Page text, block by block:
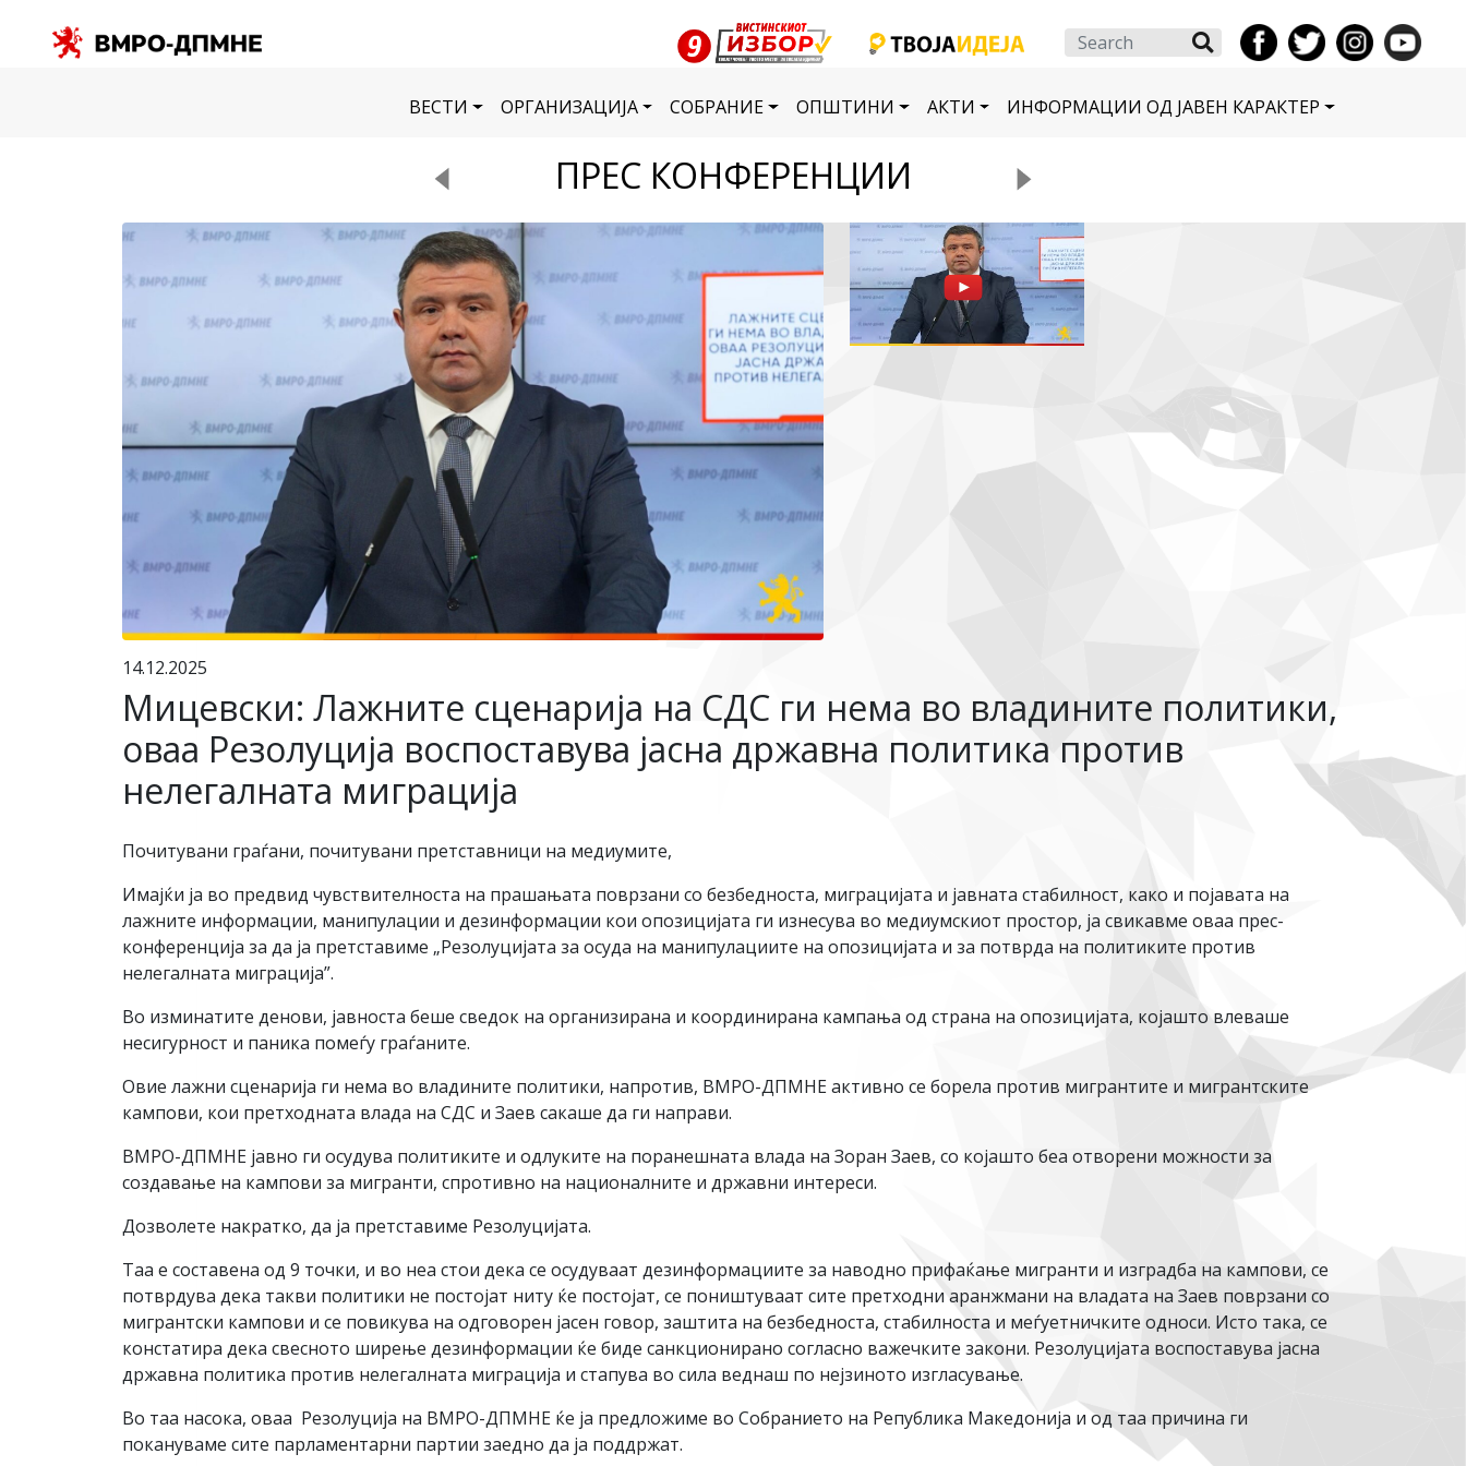
Search
ВЕСТИ ОРГАНИЗАЦИЈА СОБРАНИЕ ОПШТИНИ АКТИ ИНФОРМАЦИИ ОД ЈАВЕН КАРАКТЕР
ПРЕС КОНФЕРЕНЦИИ
14.12.2025
Мицевски: Лажните сценарија на СДС ги нема во владините политики,
оваа Резолуција воспоставува јасна државна политика против
нелегалната миграција
Почитувани граѓани, почитувани претставници на медиумите,
Имајќи ја во предвид чувствителноста на прашањата поврзани со безбедноста, миграцијата и јавната стабилност, како и појавата на
лажните информации, манипулации и дезинформации кои опозицијата ги изнесува во медиумскиот простор, ја свикавме оваа прес-
конференција за да ја претставиме „Резолуцијата за осуда на манипулациите на опозицијата и за потврда на политиките против
нелегалната миграција”.
Во изминатите денови, јавноста беше сведок на организирана и координирана кампања од страна на опозицијата, којашто влеваше
несигурност и паника помеѓу граѓаните.
Овие лажни сценарија ги нема во владините политики, напротив, ВМРО-ДПМНЕ активно се борела против мигрантите и мигрантските
кампови, кои претходната влада на СДС и Заев сакаше да ги направи.
ВМРО-ДПМНЕ јавно ги осудува политиките и одлуките на поранешната влада на Зоран Заев, со којашто беа отворени можности за
создавање на кампови за мигранти, спротивно на националните и државни интереси.
Дозволете накратко, да ја претставиме Резолуцијата.
Таа е составена од 9 точки, и во неа стои дека се осудуваат дезинформациите за наводно прифаќање мигранти и изградба на кампови, се
потврдува дека такви политики не постојат ниту ќе постојат, се поништуваат сите претходни аранжмани на владата на Заев поврзани со
мигрантски кампови и се повикува на одговорен јасен говор, заштита на безбедноста, стабилноста и меѓуетничките односи. Исто така, се
констатира дека свесното ширење дезинформации ќе биде санкционирано согласно важечките закони. Резолуцијата воспоставува јасна
државна политика против нелегалната миграција и стапува во сила веднаш по нејзиното изгласување.
Во таа насока, оваа Резолуција на ВМРО-ДПМНЕ ќе ја предложиме во Собранието на Република Македонија и од таа причина ги
покануваме сите парламентарни партии заедно да ја поддржат.